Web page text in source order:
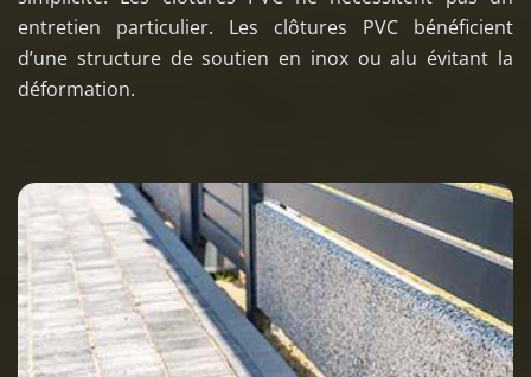
entretien particulier. Les clôtures PVC bénéficient
d’une structure de soutien en inox ou alu évitant la
déformation.